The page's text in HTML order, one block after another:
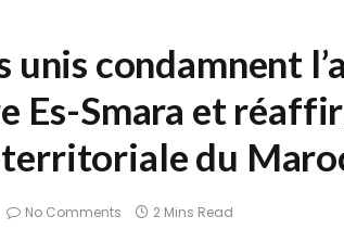
unis condamnent
Es-Smara et
territoriale du
No Comments 2 Mins Read